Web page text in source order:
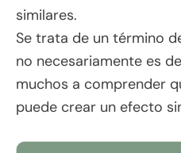
similares.
Se trata de un término
no necesariamente es
muchos a comprender
puede crear un efecto